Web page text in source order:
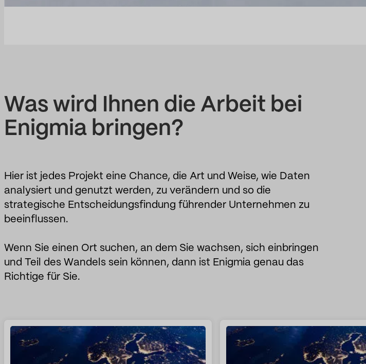
Was wird Ihnen die Arbeit bei
Enigmia bringen?
Hier ist jedes Projekt eine Chance, die Art und Weise, wie Daten
analysiert und genutzt werden, zu verändern und so die
strategische Entscheidungsfindung führender Unternehmen zu
beeinflussen.
Wenn Sie einen Ort suchen, an dem Sie wachsen, sich einbringen
und Teil des Wandels sein können, dann ist Enigmia genau das
Richtige für Sie.